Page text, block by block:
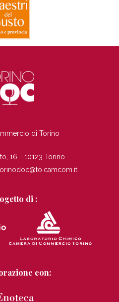
di Torino
16 - 10123 Torino
di :
con: